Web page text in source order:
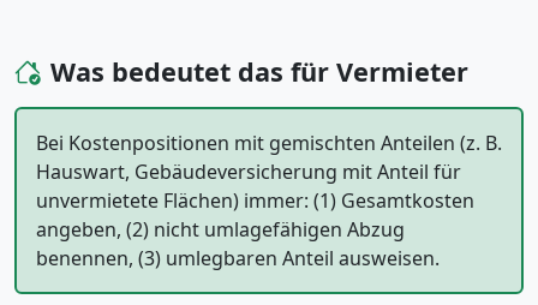
Was bedeutet das für Vermieter
Bei Kostenpositionen mit gemischten Anteilen (z. B.
Hauswart, Gebäudeversicherung mit Anteil für
unvermietete Flächen) immer: (1) Gesamtkosten
angeben, (2) nicht umlagefähigen Abzug
benennen, (3) umlegbaren Anteil ausweisen.